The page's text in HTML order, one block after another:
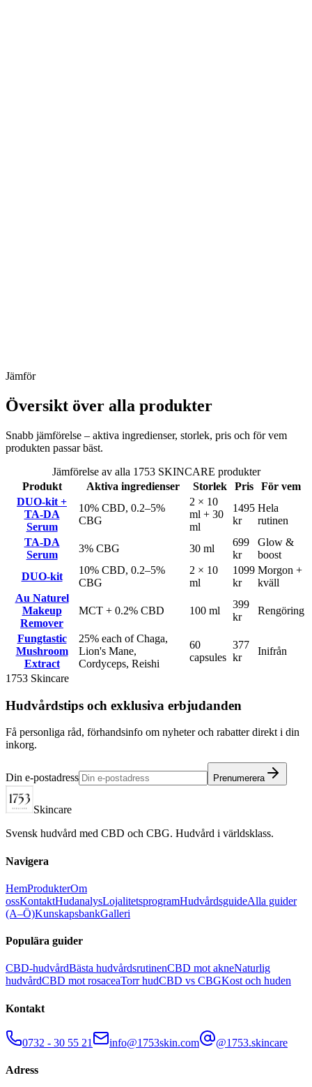
(63)
Jämför
Översikt över alla produkter
Snabb jämförelse – aktiva ingredienser, storlek, pris och för vem
produkten passar bäst.
Jämförelse av alla 1753 SKINCARE produkter
Produkt
Aktiva ingredienser Storlek Pris
För vem
DUO-kit +
TA-DA
Serum
10% CBD, 0.2–5%
CBG
2 × 10
ml + 30
ml
1495
kr
Hela
rutinen
TA-DA
Serum
3% CBG 30 ml
699
kr
Glow &
boost
DUO-kit
10% CBD, 0.2–5%
CBG
2 × 10
ml
1099
kr
Morgon +
kväll
Au Naturel
Makeup
Remover
MCT + 0.2% CBD 100 ml
399
kr
Rengöring
Fungtastic
Mushroom
Extract
25% each of Chaga,
Lion's Mane,
Cordyceps, Reishi
60
capsules
377
kr
Inifrån
1753 Skincare
Hudvårdstips och exklusiva erbjudanden
Få personliga råd, förhandsinfo om nyheter och rabatter direkt i din
inkorg.
Din e-postadress Prenumerera
Skincare
Svensk hudvård med CBD och CBG. Hudvård i världsklass.
Navigera
HemProdukterOm
ossKontaktHudanalysLojalitetsprogramHudvårdsguideAlla guider
(A–Ö)KunskapsbankGalleri
Populära guider
CBD-hudvårdBästa hudvårdsrutinenCBD mot akneNaturlig
hudvårdCBD mot rosaceaTorr hudCBD vs CBGKost och huden
Kontakt
0732 - 30 55 21 info@1753skin.com @1753.skincare
Adress